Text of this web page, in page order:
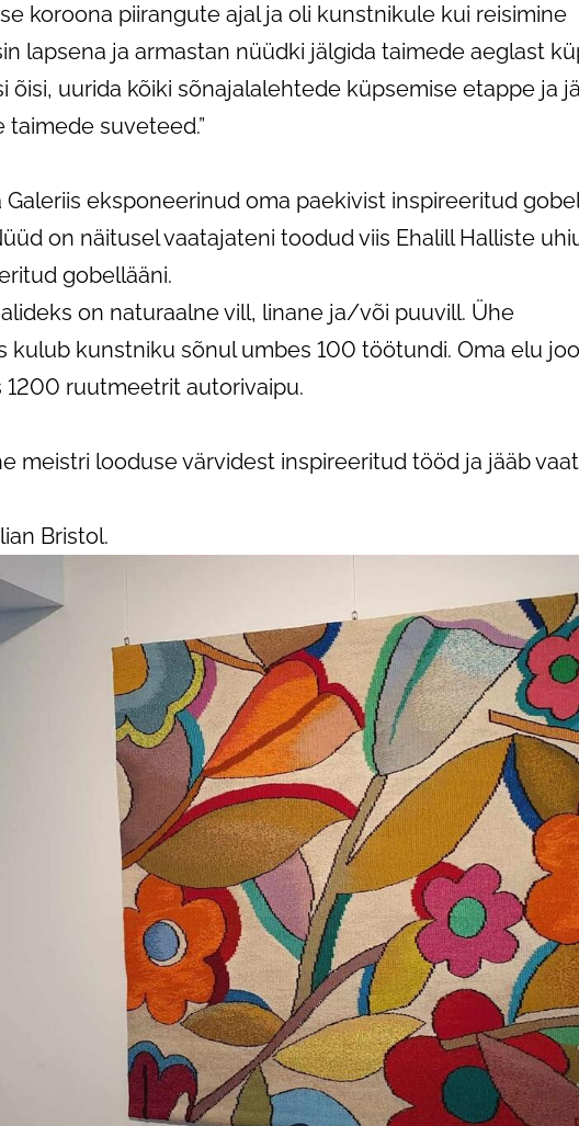
koroona piirangute ajal ja oli kunstnikule kui reisimine
lapsena ja armastan nüüdki jälgida taimede aeglast
õisi, uurida kõiki sõnajalalehtede küpsemise etappe ja
suveteed.”
Galeriis eksponeerinud oma paekivist inspireeritud
on näitusel vaatajateni toodud viis Ehalill Halliste
gobellääni.
on naturaalne vill, linane ja/või puuvill. Ühe
kunstniku sõnul umbes 100 töötundi. Oma elu
ruutmeetrit autorivaipu.
meistri looduse värvidest inspireeritud tööd ja jääb
Bristol.